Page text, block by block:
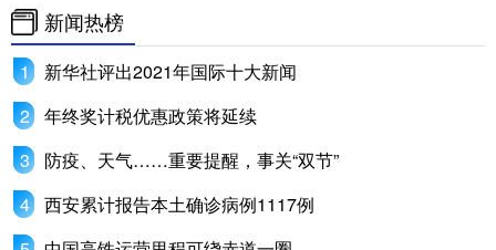
新闻热榜
新华社评出2021年国际十大新闻
年终奖计税优惠政策将延续
防疫、天气……重要提醒，事关“双节”
西安累计报告本土确诊病例1117例